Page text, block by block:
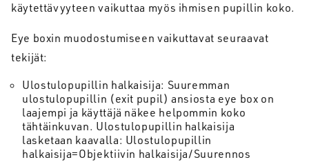
käytettävyyteen vaikuttaa myös ihmisen pupillin koko.
Eye boxin muodostumiseen vaikuttavat seuraavat
tekijät:
Ulostulopupillin halkaisija: Suuremman
ulostulopupillin (exit pupil) ansiosta eye box on
laajempi ja käyttäjä näkee helpommin koko
tähtäinkuvan. Ulostulopupillin halkaisija
lasketaan kaavalla: Ulostulopupillin
halkaisija=Objektiivin halkaisija/Suurennos